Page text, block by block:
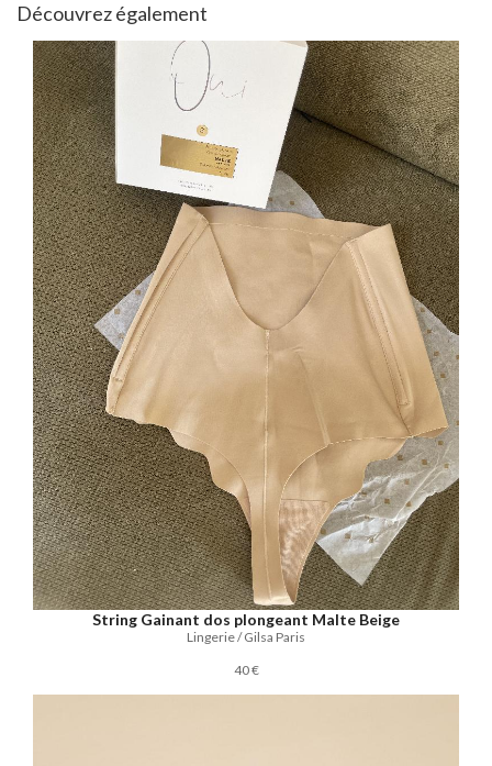
Découvrez également
String Gainant dos plongeant Malte Beige
Lingerie / Gilsa Paris
40 €